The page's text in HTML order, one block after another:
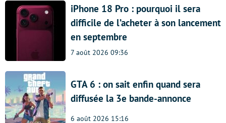
iPhone 18 Pro : pourquoi il sera
difficile de l’acheter à son lancement
en septembre
7 août 2026 09:36
GTA 6 : on sait enfin quand sera
diffusée la 3e bande-annonce
6 août 2026 15:16